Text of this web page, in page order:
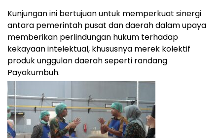
Kunjungan ini bertujuan untuk memperkuat sinergi
antara pemerintah pusat dan daerah dalam upaya
memberikan perlindungan hukum terhadap
kekayaan intelektual, khususnya merek kolektif
produk unggulan daerah seperti randang
Payakumbuh.